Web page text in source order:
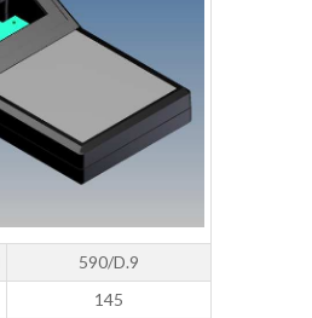
590/D.9
145